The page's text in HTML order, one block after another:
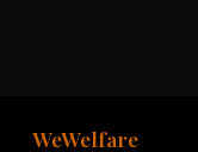
WeWelfare